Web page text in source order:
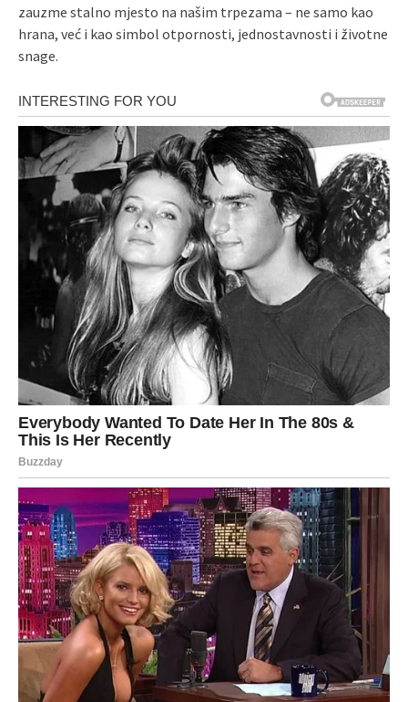
zauzme stalno mjesto na našim trpezama – ne samo kao
hrana, već i kao simbol otpornosti, jednostavnosti i životne
snage.